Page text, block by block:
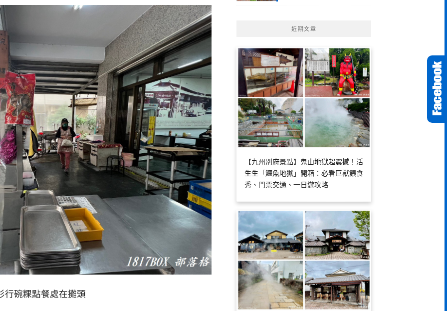
行碗粿點餐處在攤頭
近期文章
【九州別府景點】鬼山地獄超震撼！活
生生「鱷魚地獄」開箱：必看巨獸餵食
秀、門票交通、一日遊攻略